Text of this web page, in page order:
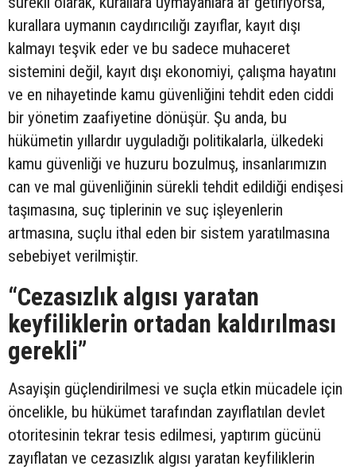
kurallara uymanın caydırıcılığı zayıflar, kayıt dışı
kalmayı teşvik eder ve bu sadece muhaceret
sistemini değil, kayıt dışı ekonomiyi, çalışma hayatını
ve en nihayetinde kamu güvenliğini tehdit eden ciddi
bir yönetim zaafiyetine dönüşür. Şu anda, bu
hükümetin yıllardır uyguladığı politikalarla, ülkedeki
kamu güvenliği ve huzuru bozulmuş, insanlarımızın
can ve mal güvenliğinin sürekli tehdit edildiği endişesi
taşımasına, suç tiplerinin ve suç işleyenlerin
artmasına, suçlu ithal eden bir sistem yaratılmasına
sebebiyet verilmiştir.
“Cezasızlık algısı yaratan
keyfiliklerin ortadan kaldırılması
gerekli”
Asayişin güçlendirilmesi ve suçla etkin mücadele için
öncelikle, bu hükümet tarafından zayıflatılan devlet
otoritesinin tekrar tesis edilmesi, yaptırım gücünü
zayıflatan ve cezasızlık algısı yaratan keyfiliklerin